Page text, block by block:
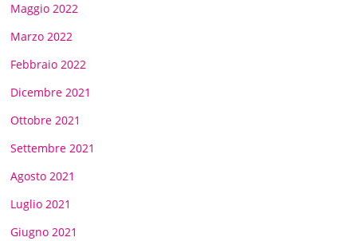
Maggio 2022
Marzo 2022
Febbraio 2022
Dicembre 2021
Ottobre 2021
Settembre 2021
Agosto 2021
Luglio 2021
Giugno 2021